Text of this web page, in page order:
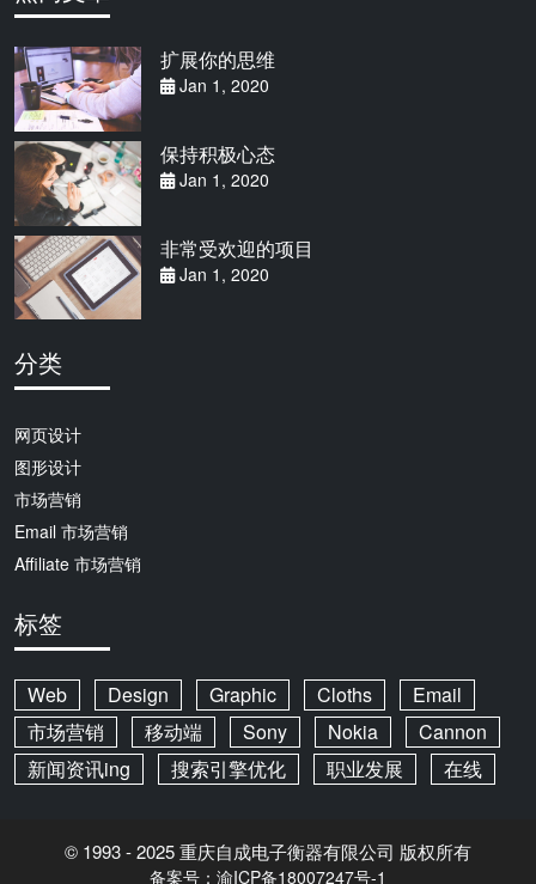
扩展你的思维
Jan 1, 2020
保持积极心态
Jan 1, 2020
非常受欢迎的项目
Jan 1, 2020
分类
网页设计
图形设计
市场营销
Email 市场营销
Affiliate 市场营销
标签
Web Design Graphic Cloths
Email
市场营销
移动端 Sony Nokia
Cannon
新闻资讯ing
搜索引擎优化 职业发展 在线
© 1993 - 2025 重庆自成电子衡器有限公司 版权所有
备案号：渝ICP备18007247号-1